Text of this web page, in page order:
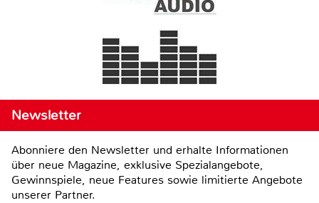
Newsletter
Abonniere den Newsletter und erhalte Informationen
über neue Magazine, exklusive Spezialangebote,
Gewinnspiele, neue Features sowie limitierte Angebote
unserer Partner.